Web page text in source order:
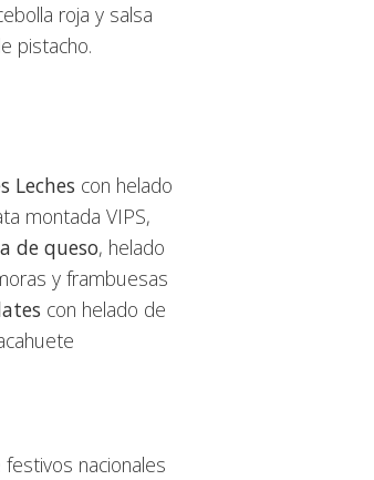
roja y salsa
pistacho.
Leches con helado
montada VIPS,
de queso, helado
y frambuesas
con helado de
nacionales